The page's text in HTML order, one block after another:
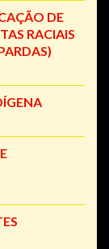
DE
RACIAIS